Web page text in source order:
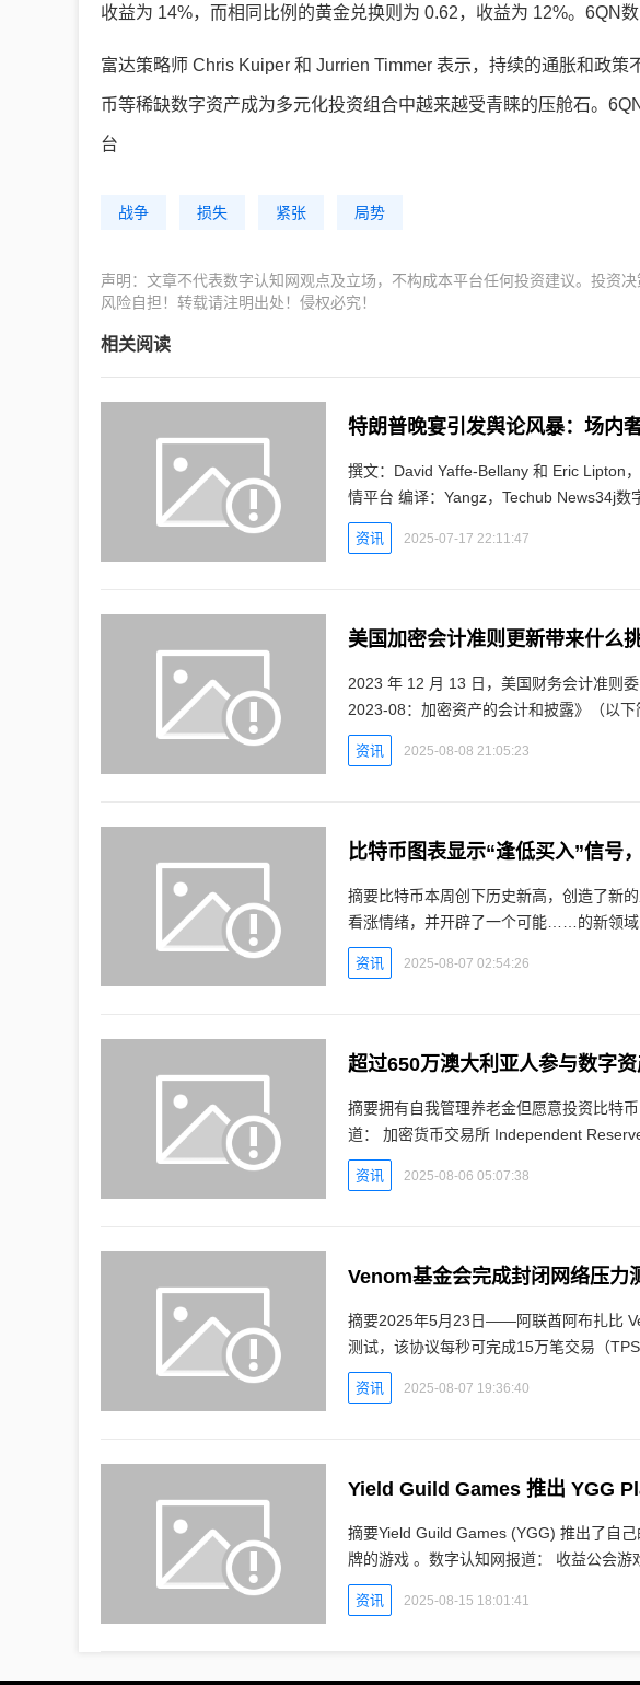
收益为 14%，而相同比例的黄金兑换则为 0.62，收益为 12%。6QN
富达策略师 Chris Kuiper 和 Jurrien Timmer 表示，持续的通胀和政
币等稀缺数字资产成为多元化投资组合中越来越受青睐的压舱石。
台
战争 损失 紧张 局势
声明：文章不代表数字认知网观点及立场，不构成本平台任何投资建议。投资
风险自担！转载请注明出处！侵权必究！
相关阅读
特朗普晚宴引发舆论风暴：场内
撰文：David Yaffe-Bellany 和 Eric Lipton
情平台 编译：Yangz，Techub News34j数字认知网 - 区块链数字货币实时行情平台 数百名加
密货币
资讯 2025-07-17 22:11:47
美国加密会计准则更新带来什么挑
2023 年 12 月 13 日，美国财务会计准则
2023-08：加密资产的会计和披露》（以
（U.S. GAAP）下加密资产会计处理的重大
资讯 2025-08-08 21:05:23
比特币图表显示“逢低买入”信号
摘要比特币本周创下历史新高，创造了新
看涨情绪，并开辟了一个可能……的新领域 。数字认知网报道
点，标志着加密市场的一个重要里程碑。
资讯 2025-08-07 02:54:26
超过650万澳大利亚人参与数字
摘要拥有自我管理养老金但愿意投资比特
道： 加密货币交易所 Independent Reserve 的一项研究显示，超过 650 万澳大利亚人已经
投资了加密货币等数字资产。根据该交易所
资讯 2025-08-06 05:07:38
摘要2025年5月23日——阿联酋阿布扎比
测试，该协议每秒可完成15万笔交易（
于2025年第三季度实施，届时 Venom 将
资讯 2025-08-07 19:36:40
摘要Yield Guild Games (YGG) 推出了自
牌的游戏 。数字认知网报道： 收益公会游戏（YGG）宣布成立自己的发行部门 YGG Play，
专注于以自有品牌开发和发行游戏
资讯 2025-08-15 18:01:41